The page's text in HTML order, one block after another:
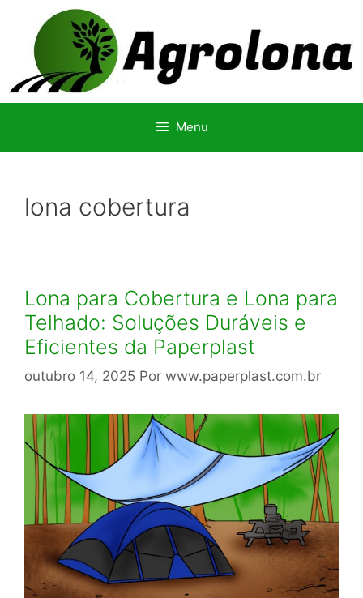
conteúdo
Menu
lona cobertura
Lona para Cobertura e Lona para
Telhado: Soluções Duráveis e
Eficientes da Paperplast
outubro 14, 2025 Por www.paperplast.com.br